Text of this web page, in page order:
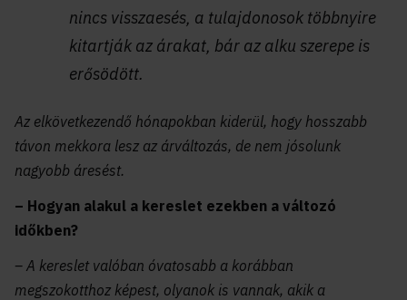
nincs visszaesés, a tulajdonosok többnyire
kitartják az árakat, bár az alku szerepe is
erősödött.
Az elkövetkezendő hónapokban kiderül, hogy hosszabb
távon mekkora lesz az árváltozás, de nem jósolunk
nagyobb áresést.
– Hogyan alakul a kereslet ezekben a változó
időkben?
– A kereslet valóban óvatosabb a korábban
megszokotthoz képest, olyanok is vannak, akik a